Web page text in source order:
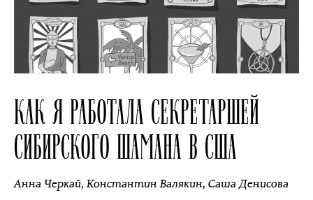
КАК Я РАБОТАЛА СЕКРЕТАРШЕЙ
СИБИРСКОГО ШАМАНА В США
Анна Черкай,Константин Валякин, Саша Денисова